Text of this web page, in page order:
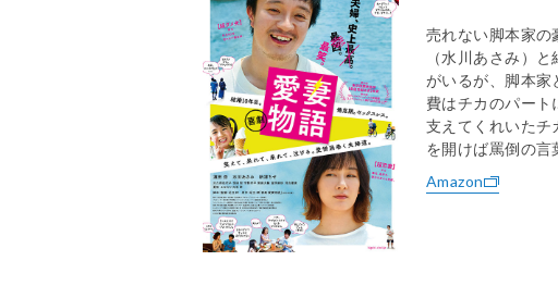
売れない脚本家の
（水川あさみ）
がいるが、脚本家
費はチカのパート
支えてくれいたチ
を開けば罵倒の言
Amazon